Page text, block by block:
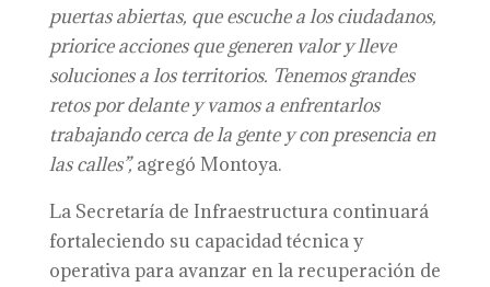
puertas abiertas, que escuche a los ciudadanos,
priorice acciones que generen valor y lleve
soluciones a los territorios. Tenemos grandes
retos por delante y vamos a enfrentarlos
trabajando cerca de la gente y con presencia en
las calles”,agregó Montoya.
La Secretaría de Infraestructura continuará
fortaleciendo su capacidad técnica y
operativa para avanzar en la recuperación de